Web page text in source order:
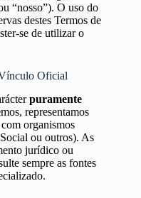
“nosso”). O uso do
destes Termos de
se de utilizar o
Oficial
puramente
representamos
organismos
ou outros). As
jurídico ou
sempre as fontes